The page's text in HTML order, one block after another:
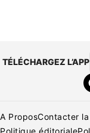
TÉLÉCHARGEZ L’APP
A ProposContacter
Politique éditoriale